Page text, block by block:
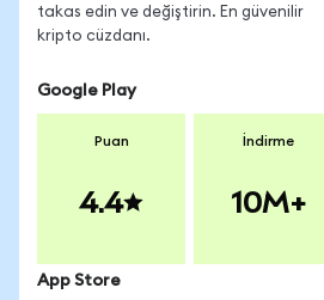
takas edin ve değiştirin. En güvenilir
kripto cüzdanı.
Google Play
Puan
4.4
İndirme
10M+
App Store